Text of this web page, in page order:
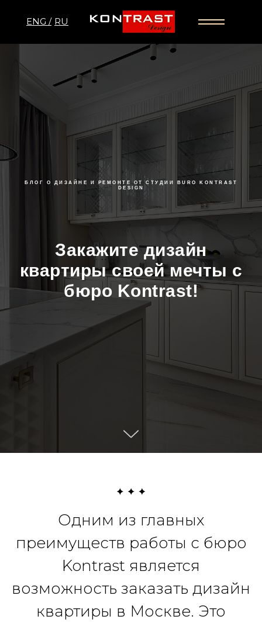
ENG / RU
БЛОГ О ДИЗАЙНЕ И РЕМОНТЕ ОТ СТУДИИ BURO KONTRAST
DESIGN
Закажите дизайн
квартиры своей мечты с
бюро Kontrast!
Одним из главных
преимуществ работы с бюро
Kontrast является
возможность заказать дизайн
квартиры в Москве. Это